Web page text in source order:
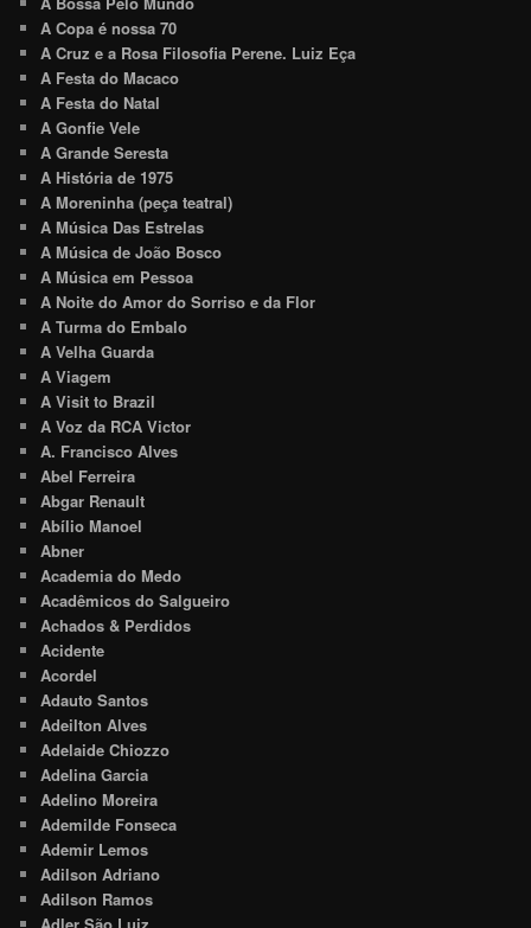
A Copa é nossa 70
A Cruz e a Rosa Filosofia Perene. Luiz Eça
A Festa do Macaco
A Festa do Natal
A Gonfie Vele
A Grande Seresta
A História de 1975
A Moreninha (peça teatral)
A Música Das Estrelas
A Música de João Bosco
A Música em Pessoa
A Noite do Amor do Sorriso e da Flor
A Turma do Embalo
A Velha Guarda
A Viagem
A Visit to Brazil
A Voz da RCA Victor
A. Francisco Alves
Abel Ferreira
Abgar Renault
Abílio Manoel
Abner
Academia do Medo
Acadêmicos do Salgueiro
Achados & Perdidos
Acidente
Acordel
Adauto Santos
Adeilton Alves
Adelaide Chiozzo
Adelina Garcia
Adelino Moreira
Ademilde Fonseca
Ademir Lemos
Adilson Adriano
Adilson Ramos